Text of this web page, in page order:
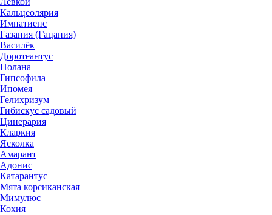
Кальцеолярия
Импатиенс
Газания (Гацания)
Василёк
Доротеантус
Нолана
Гипсофила
Ипомея
Гелихризум
Гибискус садовый
Цинерария
Кларкия
Ясколка
Амарант
Адонис
Катарантус
Мята корсиканская
Мимулюс
Кохия